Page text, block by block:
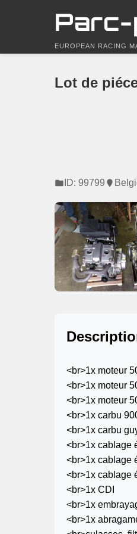
Parc-
EUROPEAN RACING
Lot de
ID: 99799
<br>1x moteur
<br>1x moteur
<br>1x moteur
<br>1x carbu
<br>1x carbu
<br>1x cablage
<br>1x cablage
<br>1x cablage
<br>1x CDI
<br>1x
<br>1x